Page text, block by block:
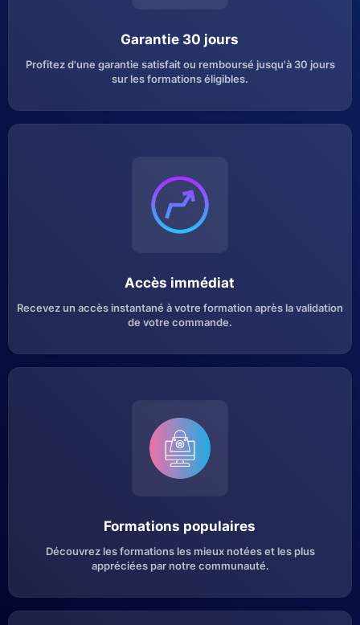
Garantie 30 jours
Profitez d'une garantie satisfait ou remboursé jusqu'à 30 jours
sur les formations éligibles.
Accès immédiat
Recevez un accès instantané à votre formation après la validation
de votre commande.
Formations populaires
Découvrez les formations les mieux notées et les plus
appréciées par notre communauté.